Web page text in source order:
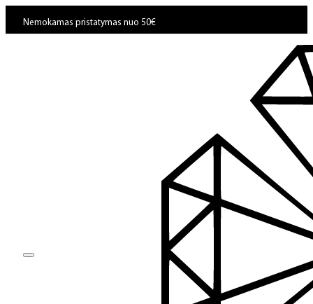
Nemokamas pristatymas nuo 50€